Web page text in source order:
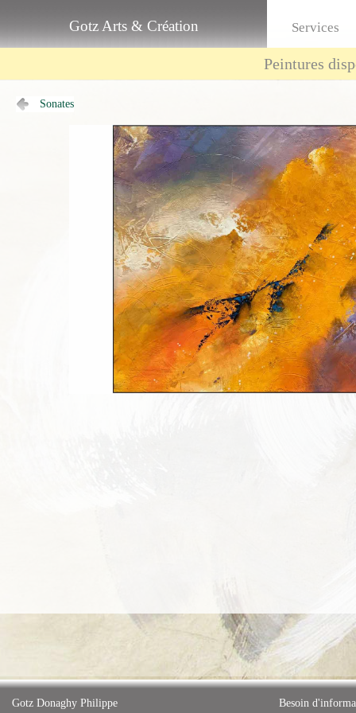
Gotz Arts & Création Services
Peintures
Sonates
Gotz Donaghy Philippe Besoin